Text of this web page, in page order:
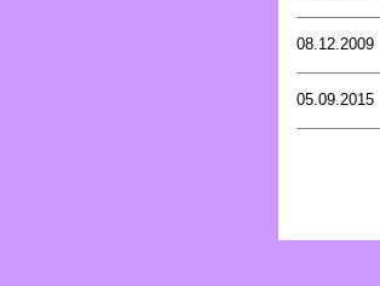
08.12.2009
05.09.2015